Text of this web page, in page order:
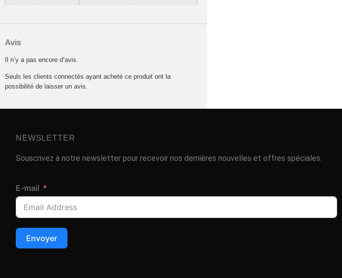
Avis
Il n’y a pas encore d’avis.
Seuls les clients connectés ayant acheté ce produit ont la
possibilité de laisser un avis.
NEWSLETTER
Souscrivez à notre newsletter pour recevoir nos dernières nouvelles et offres spéciales.
E-mail
Envoyer